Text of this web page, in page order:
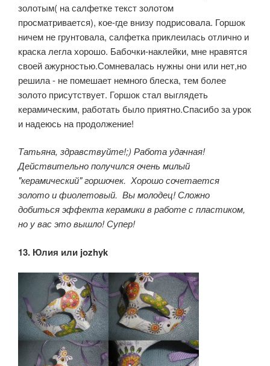
золотым( на салфетке текст золотом
просматривается), кое-где внизу подрисовала. Горшок
ничем не грунтовала, салфетка приклеилась отлично и
краска легла хорошо. Бабочки-наклейки, мне нравятся
своей ажурностью.Сомневалась нужны они или нет,но
решила - не помешает немного блеска, тем более
золото присутствует. Горшок стал выглядеть
керамическим, работать было приятно.Спасибо за урок
и надеюсь на продолжение!
Татьяна, здравствуйте!;) Работа удачная!
Действительно получился очень милый
"керамический" горшочек. Хорошо сочетается
золото и фиолетовый. Вы молодец! Сложно
добиться эффекта керамики в работе с пластиком,
но у вас это вышло! Супер!
13. Юлия или jozhyk